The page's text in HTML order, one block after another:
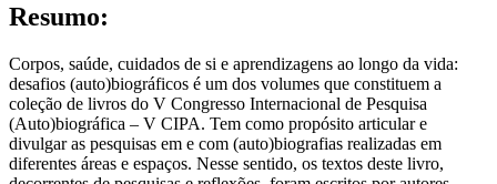
Resumo:
Corpos, saúde, cuidados de si e aprendizagens ao longo da vida:
desafios (auto)biográficos é um dos volumes que constituem a
coleção de livros do V Congresso Internacional de Pesquisa
(Auto)biográfica – V CIPA. Tem como propósito articular e
divulgar as pesquisas em e com (auto)biografias realizadas em
diferentes áreas e espaços. Nesse sentido, os textos deste livro,